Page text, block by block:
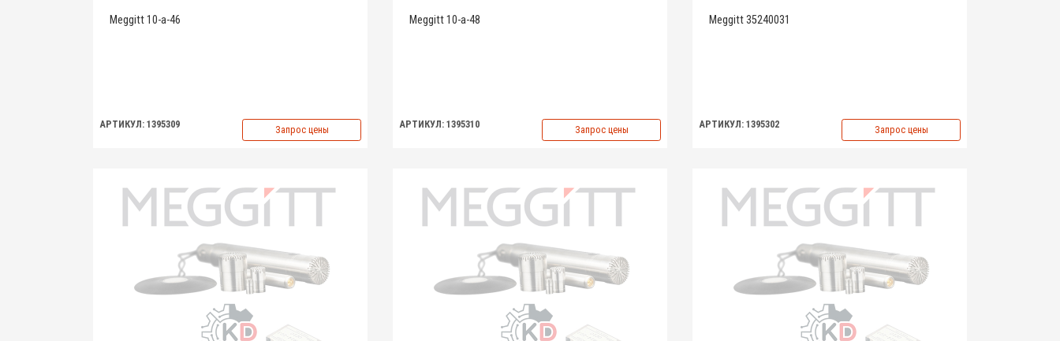
Meggitt 10-a-46
АРТИКУЛ: 1395309 Запрос цены
Meggitt 10-a-48
АРТИКУЛ: 1395310 Запрос цены
Meggitt 35240031
АРТИКУЛ: 1395302 Запрос цены